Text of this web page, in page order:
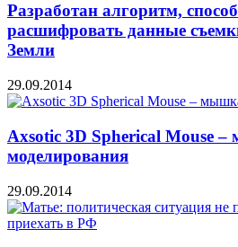
Разработан алгоритм,
расшифровать данные
Земли
29.09.2014
Axsotic 3D Spherical Mouse
моделирования
29.09.2014